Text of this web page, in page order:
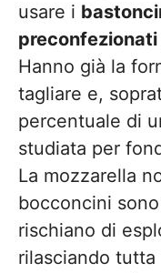
usare i
preconfezionati
Hanno già la
tagliare e,
percentuale di
studiata per
La mozzarella
bocconcini
rischiano di
rilasciando tutta